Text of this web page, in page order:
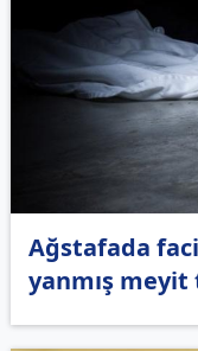
Ağstafada
yanmış meyit